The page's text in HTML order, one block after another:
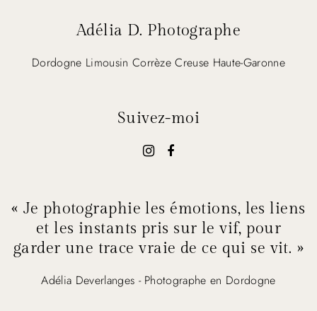
Adélia D. Photographe
Dordogne Limousin Corrèze Creuse Haute-Garonne
Suivez-moi
« Je photographie les émotions, les liens
et les instants pris sur le vif, pour
garder une trace vraie de ce qui se vit. »
Adélia Deverlanges - Photographe en Dordogne